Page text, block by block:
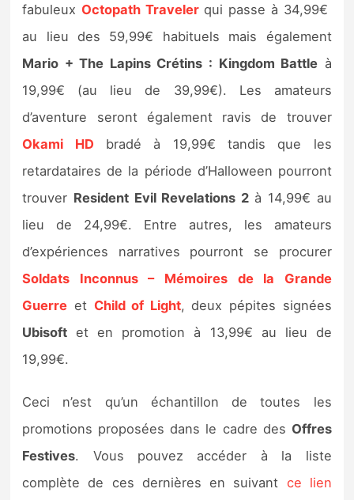
Bons plans
Guides
fabuleux Octopath Travelerqui passe à 34,99€
au lieu des 59,99€ habituels mais également
Mario + The Lapins Crétins : Kingdom Battle à
19,99€ (au lieu de 39,99€). Les amateurs
d’aventure seront également ravis de trouver
Okami HD bradé à 19,99€ tandis que les
retardataires de la période d’Halloween pourront
trouver Resident Evil Revelations 2à 14,99€ au
lieu de 24,99€. Entre autres, les amateurs
d’expériences narratives pourront se procurer
Soldats Inconnus – Mémoires de la Grande
Guerre et Child of Light, deux pépites signées
Ubisoft et en promotion à 13,99€ au lieu de
19,99€.
Ceci n’est qu’un échantillon de toutes les
promotions proposées dans le cadre des Offres
Festives. Vous pouvez accéder à la liste
complète de ces dernières en suivant ce lien